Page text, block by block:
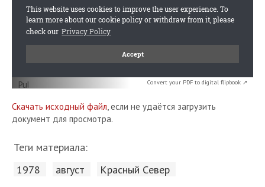
Convert your PDF to digital flipbook ↗
Скачать исходный файл, если не удаётся загрузить
документ для просмотра.
Теги материала:
1978 август Красный Cевер